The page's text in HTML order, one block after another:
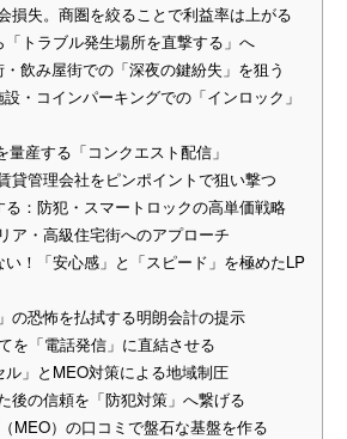
損失。商圏を絞ることで利益率は上がる
「トラブル発生場所を直撃する」へ
飲み屋街での「深夜の鍵紛失」を狙う
・コインパーキングでの「インロック」
産する「コンクエスト配信」
貸管理会社をピンポイントで狙い撃つ
：防犯・スマートロックの高単価戦略
ア・高級住宅街へのアプローチ
！「安心感」と「スピード」を極めたLP
の恐怖を払拭する明朗会計の提示
を「電話発信」に直結させる
」とMEO対策による地域制圧
後の信頼を「防犯対策」へ繋げる
MEO）の口コミで盤石な基盤を作る